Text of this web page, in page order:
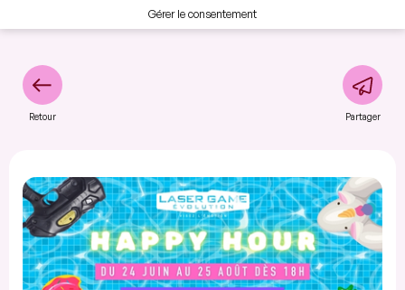
Gérer le consentement
Retour Partager